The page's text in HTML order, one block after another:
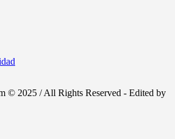
© 2025 / All Rights Reserved - Edited by